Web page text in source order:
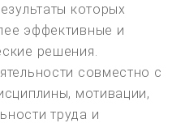
которых
эффективные и
решения.
совместно с
мотивации,
труда и